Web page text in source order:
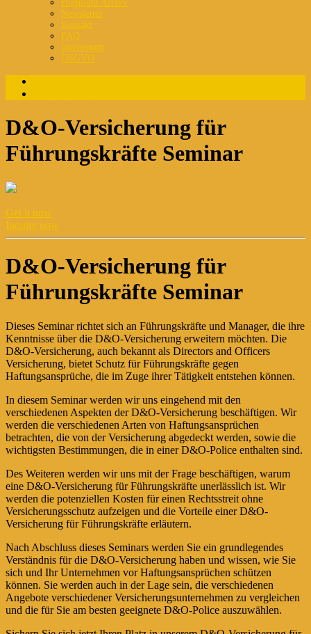
Highlight Archiv
Newsletter
Kontakt
FAQ
Impressum
DSGVO
D&O-Versicherung für
Führungskräfte Seminar
Get it now
Inquire now
D&O-Versicherung für
Führungskräfte Seminar
Dieses Seminar richtet sich an Führungskräfte und Manager, die ihre
Kenntnisse über die D&O-Versicherung erweitern möchten. Die
D&O-Versicherung, auch bekannt als Directors and Officers
Versicherung, bietet Schutz für Führungskräfte gegen
Haftungsansprüche, die im Zuge ihrer Tätigkeit entstehen können.
In diesem Seminar werden wir uns eingehend mit den
verschiedenen Aspekten der D&O-Versicherung beschäftigen. Wir
werden die verschiedenen Arten von Haftungsansprüchen
betrachten, die von der Versicherung abgedeckt werden, sowie die
wichtigsten Bestimmungen, die in einer D&O-Police enthalten sind.
Des Weiteren werden wir uns mit der Frage beschäftigen, warum
eine D&O-Versicherung für Führungskräfte unerlässlich ist. Wir
werden die potenziellen Kosten für einen Rechtsstreit ohne
Versicherungsschutz aufzeigen und die Vorteile einer D&O-
Versicherung für Führungskräfte erläutern.
Nach Abschluss dieses Seminars werden Sie ein grundlegendes
Verständnis für die D&O-Versicherung haben und wissen, wie Sie
sich und Ihr Unternehmen vor Haftungsansprüchen schützen
können. Sie werden auch in der Lage sein, die verschiedenen
Angebote verschiedener Versicherungsunternehmen zu vergleichen
und die für Sie am besten geeignete D&O-Police auszuwählen.